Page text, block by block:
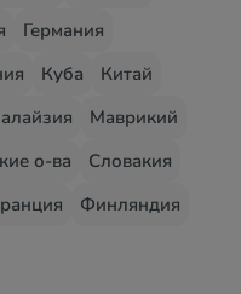
Германия
Куба
Китай
Маврикий
о-ва
Словакия
Финляндия